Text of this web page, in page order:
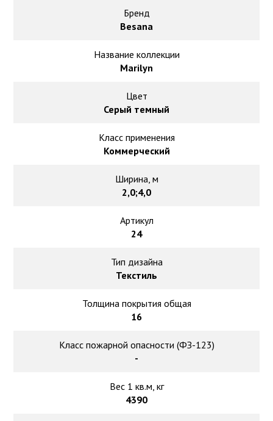
Ковролин под теплый пол
Бренд
Besana
Название коллекции
Marilyn
Цвет
Серый темный
Класс применения
Коммерческий
Ширина, м
2,0;4,0
Артикул
24
Тип дизайна
Текстиль
Толщина покрытия общая
16
Класс пожарной опасности (ФЗ-123)
-
Вес 1 кв.м, кг
4390